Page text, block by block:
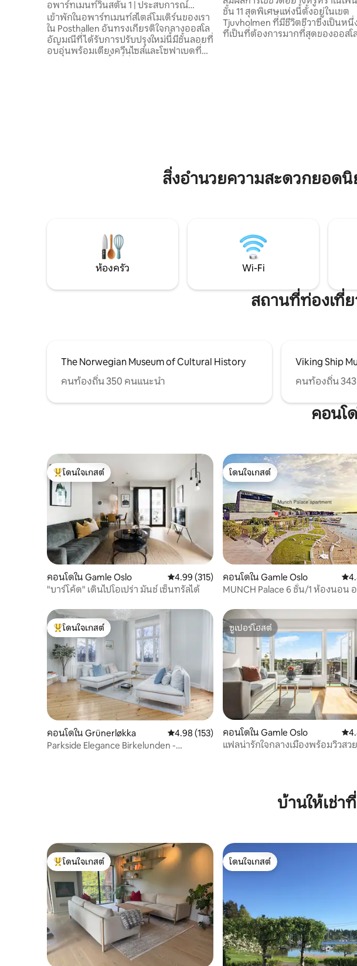
อพาร์ทเมนท์วินสตัน 1 | ประสบการณ์
หรูหราและดีไซน์เนอร์
เข้าพักในอพาร์ทเมนท์สไตล์โมเดิร์นของเรา
ใน Posthallen อันทรงเกียรติใจกลางออสโล
อัญมณีที่ได้รับการปรับปรุงใหม่นี้มีชั้นลอยที่
อบอุ่นพร้อมเตียงควีนไซส์และโซฟาเบดที่
ชั้น 11 สุดพิเศษแห่งนี้ตั้งอยู่ในเขต
Tjuvholmen ที่มีชีวิตชีวาซึ่งเป็นห
ที่เป็นที่ต้องการมากที่สุดของออสโล
สิ่งอำนวยความสะดวกยอด
ห้องครัว Wi-Fi
สถานที่ท่องเที่
The Norwegian Museum of Cultural History
คนท้องถิ่น 350 คนแนะนำ
Viking Ship
คนท้องถิ่น
คอนโ
โดนใจเกสต์ที่สุด
โดนใจเกสต์
คอนโดใน Gamle Oslo คะแนนเฉลี่ย 4.99 จาก 5, 315 รีวิว
4.99 (315)
"บาร์โค้ด" เดินไปโอเปร่า มันช์ เซ็นทรัลได้
โดนใจเกสต์
โดนใจเกสต์
คอนโดใน Gamle Oslo คะ
MUNCH Palace 6 ชั้น/1 ห้องนอน
ดาดฟ้า
โดนใจเกสต์ที่สุด
โดนใจเกสต์
คอนโดใน Grünerløkka คะแนนเฉลี่ย 4.98 จาก 5, 153 รีวิว
4.98 (153)
Parkside Elegance Birkelunden -
ซูเปอร์โฮสต์
ซูเปอร์โฮสต์
คอนโดใน Gamle Oslo คะ
แฟลน่ารักใจกลางเมืองพร้อมวิวสวย
บ้านให้เช่า
โดนใจเกสต์ที่สุด
โดนใจเกสต์
โดนใจเกสต์
โดนใจเกสต์